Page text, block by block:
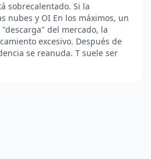
sobrecalentado. Si la
nubes y OI En los máximos, un
del mercado, la
excesivo. Después de
se reanuda. T suele ser